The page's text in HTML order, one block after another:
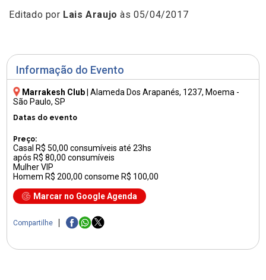
Informação do Evento
Marrakesh Club |Alameda Dos Arapanés, 1237, Moema -
São Paulo, SP
Datas do evento
Preço:
Casal R$ 50,00 consumíveis até 23hs
após R$ 80,00 consumíveis
Mulher VIP
Homem R$ 200,00 consome R$ 100,00
Marcar no Google Agenda
Compartilhe
Editado por Lais Araujo às 05/04/2017